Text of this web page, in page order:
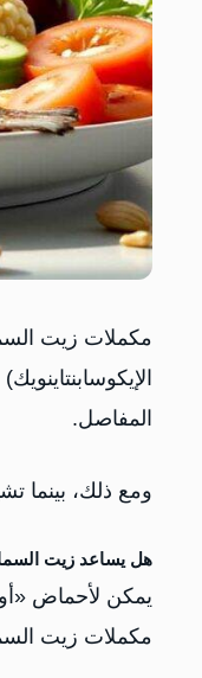
المفاصل.
ومع ذلك، بينما
هل يساعد زيت
مكملات زيت